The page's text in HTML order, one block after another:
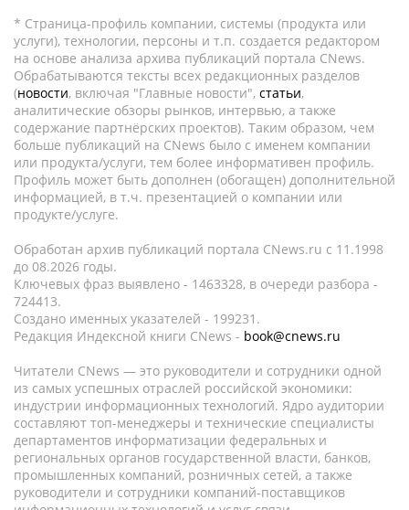
* Страница-профиль компании, системы (продукта или
услуги), технологии, персоны и т.п. создается редактором
на основе анализа архива публикаций портала CNews.
Обрабатываются тексты всех редакционных разделов
(новости, включая "Главные новости", статьи,
аналитические обзоры рынков, интервью, а также
содержание партнёрских проектов). Таким образом, чем
больше публикаций на CNews было с именем компании
или продукта/услуги, тем более информативен профиль.
Профиль может быть дополнен (обогащен) дополнительной
информацией, в т.ч. презентацией о компании или
продукте/услуге.
Обработан архив публикаций портала CNews.ru c 11.1998
до 08.2026 годы.
Ключевых фраз выявлено - 1463328, в очереди разбора -
724413.
Создано именных указателей - 199231.
Редакция Индексной книги CNews - book@cnews.ru
Читатели CNews — это руководители и сотрудники одной
из самых успешных отраслей российской экономики:
индустрии информационных технологий. Ядро аудитории
составляют топ-менеджеры и технические специалисты
департаментов информатизации федеральных и
региональных органов государственной власти, банков,
промышленных компаний, розничных сетей, а также
руководители и сотрудники компаний-поставщиков